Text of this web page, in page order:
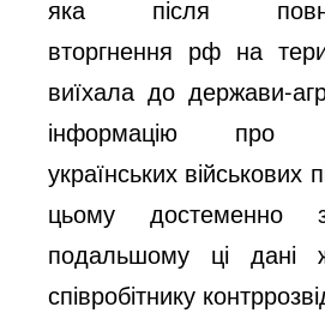
яка після
вторгнення рф на
виїхала до держави-
інформацію про
українських військових
цьому
подальшому ці дані
співробітнику